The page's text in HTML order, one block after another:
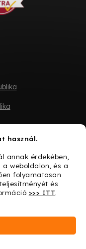
használ.
annak érdekében,
a weboldalon, és a
folyamatosan
és
>>> ITT.
fenntartva.Süti